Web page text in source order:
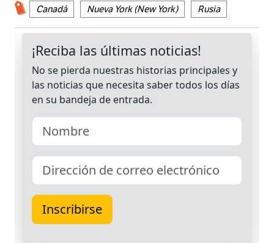
Canadá Nueva York (New York) Rusia